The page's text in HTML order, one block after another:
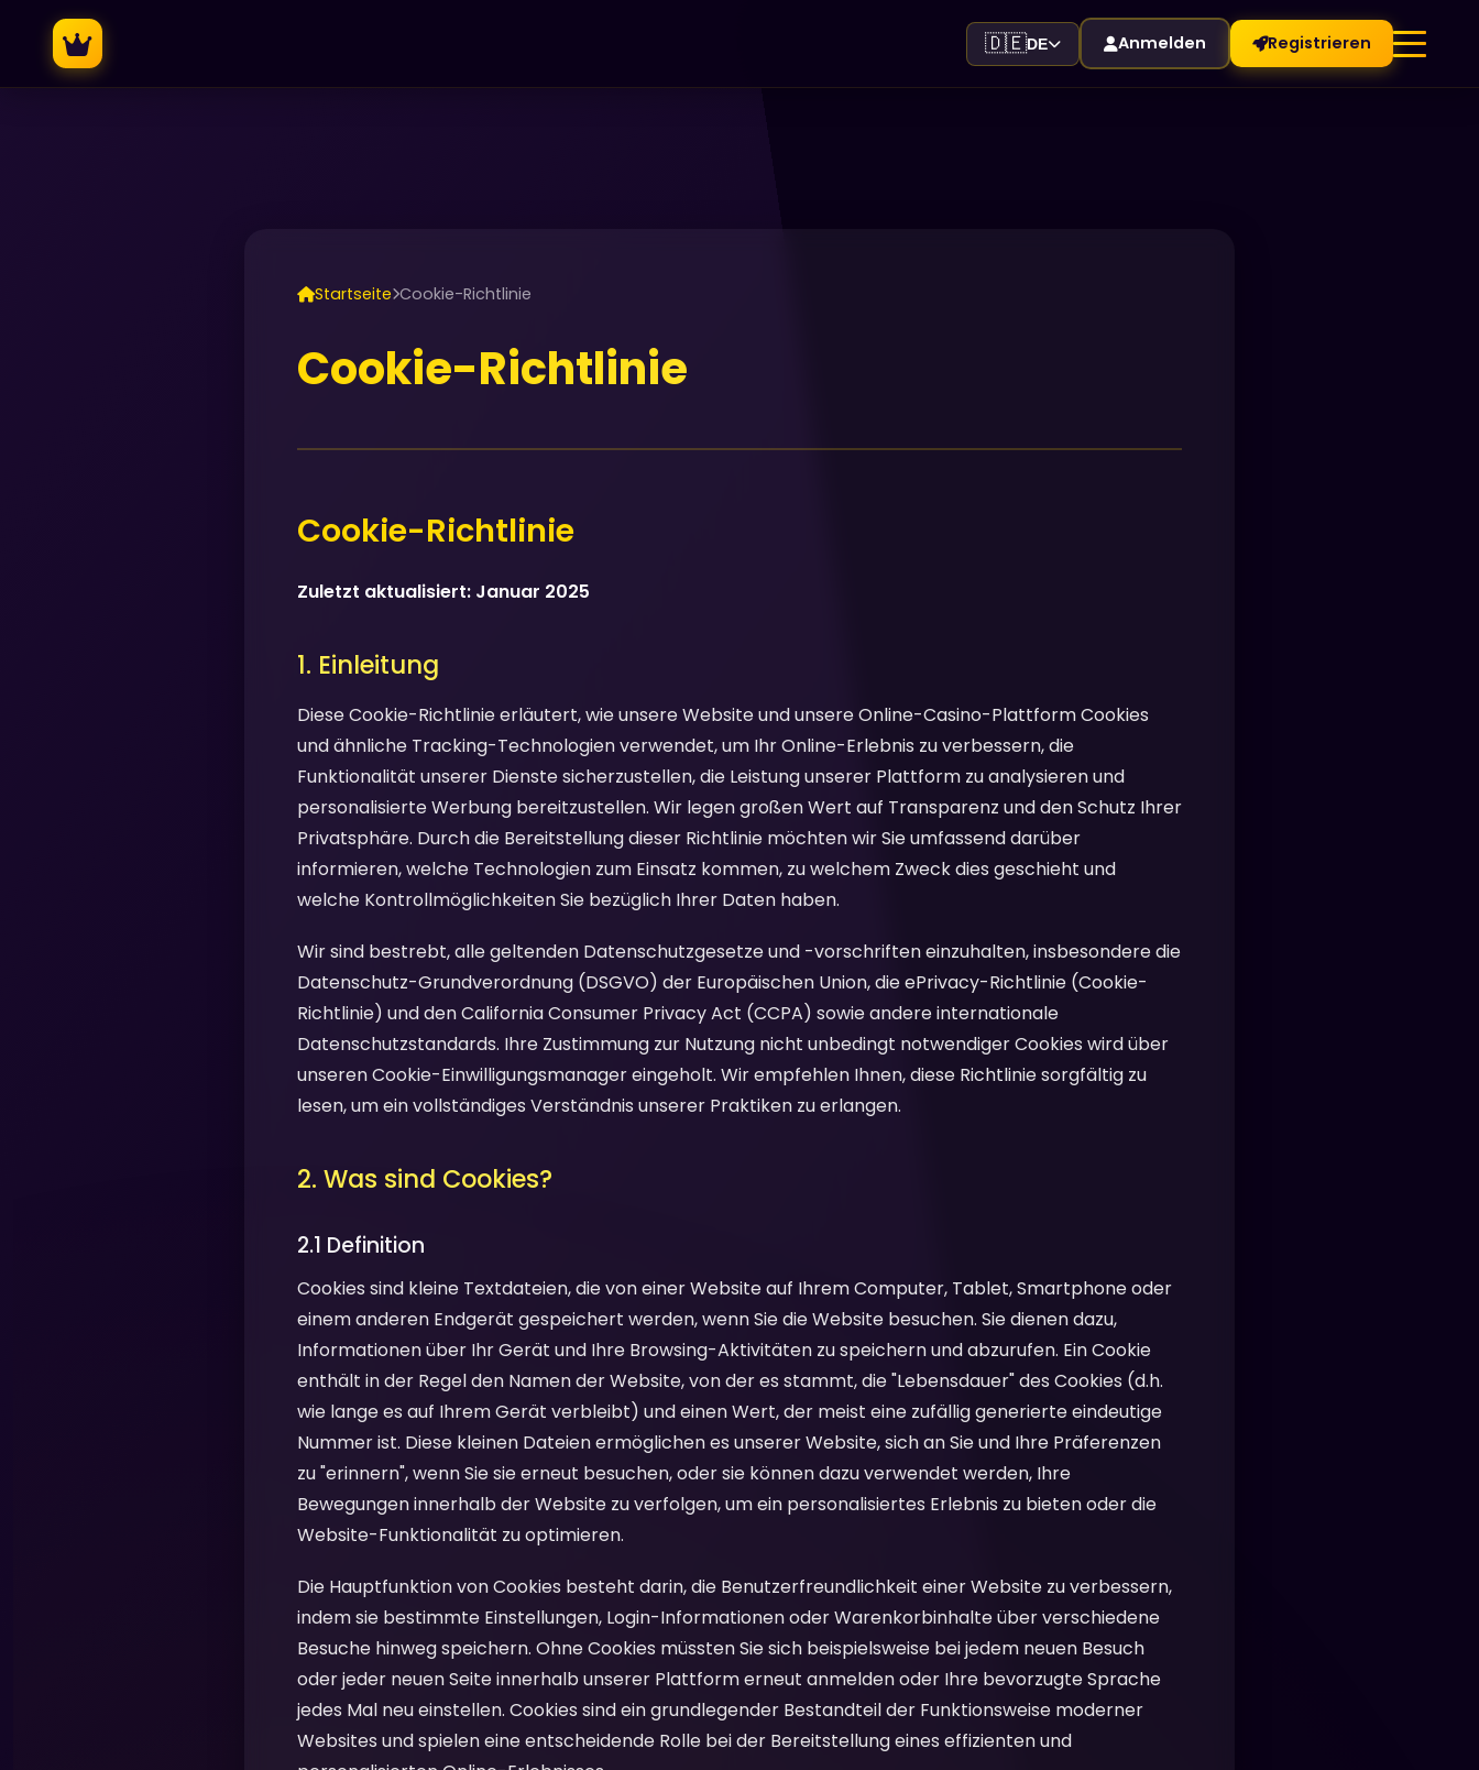
🇩🇪DE Anmelden Registrieren
Startseite Cookie-Richtlinie
Cookie-Richtlinie
Cookie-Richtlinie
Zuletzt aktualisiert: Januar 2025
1. Einleitung
Diese Cookie-Richtlinie erläutert, wie unsere Website und unsere Online-Casino-Plattform Cookies
und ähnliche Tracking-Technologien verwendet, um Ihr Online-Erlebnis zu verbessern, die
Funktionalität unserer Dienste sicherzustellen, die Leistung unserer Plattform zu analysieren und
personalisierte Werbung bereitzustellen. Wir legen großen Wert auf Transparenz und den Schutz Ihrer
Privatsphäre. Durch die Bereitstellung dieser Richtlinie möchten wir Sie umfassend darüber
informieren, welche Technologien zum Einsatz kommen, zu welchem Zweck dies geschieht und
welche Kontrollmöglichkeiten Sie bezüglich Ihrer Daten haben.
Wir sind bestrebt, alle geltenden Datenschutzgesetze und -vorschriften einzuhalten, insbesondere die
Datenschutz-Grundverordnung (DSGVO) der Europäischen Union, die ePrivacy-Richtlinie (Cookie-
Richtlinie) und den California Consumer Privacy Act (CCPA) sowie andere internationale
Datenschutzstandards. Ihre Zustimmung zur Nutzung nicht unbedingt notwendiger Cookies wird über
unseren Cookie-Einwilligungsmanager eingeholt. Wir empfehlen Ihnen, diese Richtlinie sorgfältig zu
lesen, um ein vollständiges Verständnis unserer Praktiken zu erlangen.
2. Was sind Cookies?
2.1 Definition
Cookies sind kleine Textdateien, die von einer Website auf Ihrem Computer, Tablet, Smartphone oder
einem anderen Endgerät gespeichert werden, wenn Sie die Website besuchen. Sie dienen dazu,
Informationen über Ihr Gerät und Ihre Browsing-Aktivitäten zu speichern und abzurufen. Ein Cookie
enthält in der Regel den Namen der Website, von der es stammt, die "Lebensdauer" des Cookies (d.h.
wie lange es auf Ihrem Gerät verbleibt) und einen Wert, der meist eine zufällig generierte eindeutige
Nummer ist. Diese kleinen Dateien ermöglichen es unserer Website, sich an Sie und Ihre Präferenzen
zu "erinnern", wenn Sie sie erneut besuchen, oder sie können dazu verwendet werden, Ihre
Bewegungen innerhalb der Website zu verfolgen, um ein personalisiertes Erlebnis zu bieten oder die
Website-Funktionalität zu optimieren.
Die Hauptfunktion von Cookies besteht darin, die Benutzerfreundlichkeit einer Website zu verbessern,
indem sie bestimmte Einstellungen, Login-Informationen oder Warenkorbinhalte über verschiedene
Besuche hinweg speichern. Ohne Cookies müssten Sie sich beispielsweise bei jedem neuen Besuch
oder jeder neuen Seite innerhalb unserer Plattform erneut anmelden oder Ihre bevorzugte Sprache
jedes Mal neu einstellen. Cookies sind ein grundlegender Bestandteil der Funktionsweise moderner
Websites und spielen eine entscheidende Rolle bei der Bereitstellung eines effizienten und